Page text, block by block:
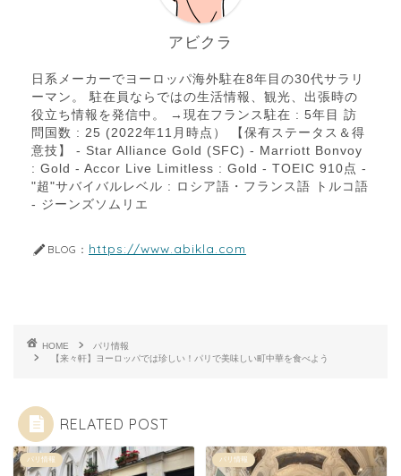
アビクラ
日系メーカーでヨーロッパ海外駐在8年目の30代サラリ
ーマン。 駐在員ならではの生活情報、観光、出張時の
役立ち情報を発信中。 →現在フランス駐在 : 5年目 訪
問国数 : 25 (2022年11月時点） 【保有ステータス＆得
意技】 - Star Alliance Gold (SFC) - Marriott Bonvoy
: Gold - Accor Live Limitless : Gold - TOEIC 910点 -
"超"サバイバルレベル : ロシア語・フランス語 トルコ語
- ジーンズソムリエ
BLOG： https://www.abikla.com
HOME
パリ情報
【来々軒】ヨーロッパでは珍しい！パリで美味しい町中華を食べよう
RELATED POST
パリ情報 パリ情報